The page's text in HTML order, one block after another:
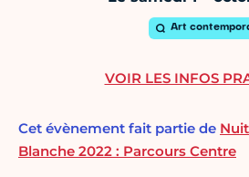
Art
Cet évènement fait partie de
Blanche 2022 : Parcours Centre
VOIR LES INFOS